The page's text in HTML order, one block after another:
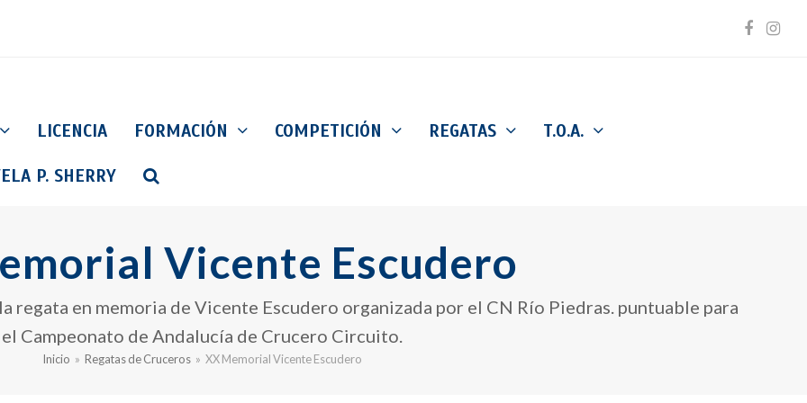
LICENCIA FORMACIÓN COMPETICIÓN REGATAS T.O.A.
P. SHERRY
Vicente Escudero
regata en memoria de Vicente Escudero organizada por el CN Río Piedras. puntuable para
el Campeonato de Andalucía de Crucero Circuito.
Inicio » Regatas de Cruceros » XX Memorial Vicente Escudero